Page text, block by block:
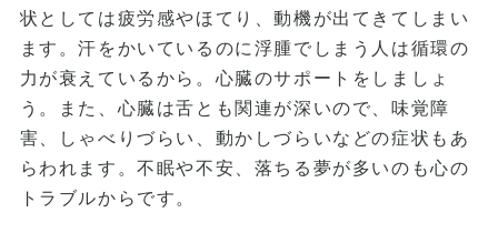
状としては疲労感やほてり、動機が出てきてしまい
ます。汗をかいているのに浮腫でしまう人は循環の
力が衰えているから。心臓のサポートをしましょ
う。また、心臓は舌とも関連が深いので、味覚障
害、しゃべりづらい、動かしづらいなどの症状もあ
らわれます。不眠や不安、落ちる夢が多いのも心の
トラブルからです。